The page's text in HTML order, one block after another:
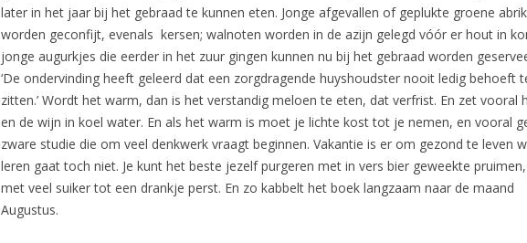
later in het jaar bij het gebraad te kunnen eten. Jonge afgevallen of geplukte groene
worden geconfijt, evenals kersen; walnoten worden in de azijn gelegd vóór er hout in
jonge augurkjes die eerder in het zuur gingen kunnen nu bij het gebraad worden
‘De ondervinding heeft geleerd dat een zorgdragende huyshoudster nooit ledig behoeft
zitten.’ Wordt het warm, dan is het verstandig meloen te eten, dat verfrist. En zet vooral
en de wijn in koel water. En als het warm is moet je lichte kost tot je nemen, en vooral
zware studie die om veel denkwerk vraagt beginnen. Vakantie is er om gezond te leven
leren gaat toch niet. Je kunt het beste jezelf purgeren met in vers bier geweekte
met veel suiker tot een drankje perst. En zo kabbelt het boek langzaam naar de maand
Augustus.